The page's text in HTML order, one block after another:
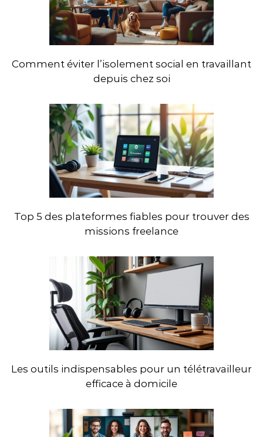
Comment éviter l’isolement social en travaillant
depuis chez soi
Top 5 des plateformes fiables pour trouver des
missions freelance
Les outils indispensables pour un télétravailleur
efficace à domicile